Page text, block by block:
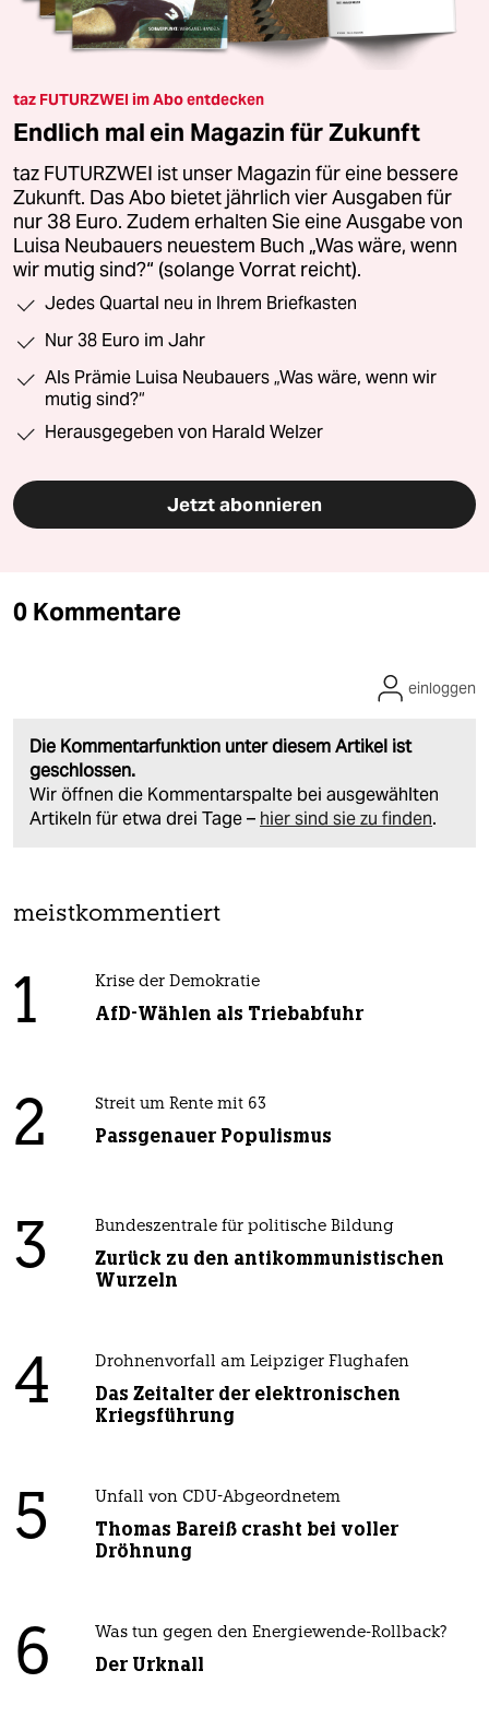
taz FUTURZWEI im Abo entdecken
Endlich mal ein Magazin für Zukunft
taz FUTURZWEI ist unser Magazin für eine bessere
Zukunft. Das Abo bietet jährlich vier Ausgaben für
nur 38 Euro. Zudem erhalten Sie eine Ausgabe von
Luisa Neubauers neuestem Buch „Was wäre, wenn
wir mutig sind?“ (solange Vorrat reicht).
Jedes Quartal neu in Ihrem Briefkasten
Nur 38 Euro im Jahr
Als Prämie Luisa Neubauers „Was wäre, wenn wir
mutig sind?“
Herausgegeben von Harald Welzer
Jetzt abonnieren
0 Kommentare
Die Kommentarfunktion unter diesem Artikel ist
geschlossen.
Wir öffnen die Kommentarspalte bei ausgewählten
Artikeln für etwa drei Tage – hier sind sie zu finden.
einloggen
meistkommentiert
1 Krise der Demokratie
AfD-Wählen als Triebabfuhr
2 Streit um Rente mit 63
Passgenauer Populismus
3 Bundeszentrale für politische Bildung
Zurück zu den antikommunistischen
Wurzeln
4 Drohnenvorfall am Leipziger Flughafen
Das Zeitalter der elektronischen
Kriegsführung
5 Unfall von CDU-Abgeordnetem
Thomas Bareiß crasht bei voller
Dröhnung
6 Was tun gegen den Energiewende-Rollback?
Der Urknall